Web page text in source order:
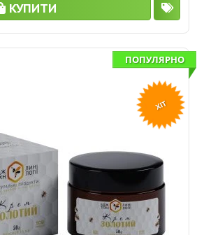
КУПИТИ
ПОПУЛЯРНО
ХІТ